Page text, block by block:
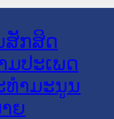
ສັກສິດ
ມປະເພດ
ທໍາມະນູນ
ຍ